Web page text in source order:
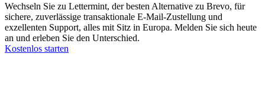
Wechseln Sie zu Lettermint, der besten Alternative zu Brevo, für
sichere, zuverlässige transaktionale E-Mail-Zustellung und
exzellenten Support, alles mit Sitz in Europa. Melden Sie sich heute
an und erleben Sie den Unterschied.
Kostenlos starten